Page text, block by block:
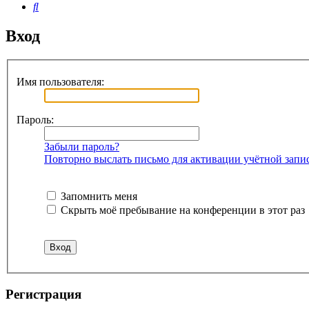
Поиск
Вход
Имя пользователя:
Пароль:
Забыли пароль?
Повторно выслать письмо для активации учётной
Запомнить меня
Скрыть моё пребывание на конференции в этот раз
Регистрация